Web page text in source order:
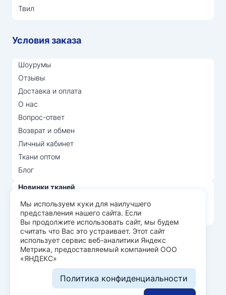
Твил
Условия заказа
Шоурумы
Отзывы
Доставка и оплата
О нас
Вопрос-ответ
Возврат и обмен
Личный кабинет
Ткани оптом
Блог
Новинки тканей
Распродажа тканей
Лидеры продаж
© Арт Текс — продажа тканей оптом, 2026
Пользовательское соглашение
Политика конфиденциальности
Разработка сайта —
Мы используем куки для наилучшего
представления нашего сайта. Если
Вы продолжите использовать сайт, мы будем
считать что Вас это устраивает. Этот сайт
использует сервис веб-аналитики Яндекс
Метрика, предоставляемый компанией ООО
«ЯНДЕКС»
Политика конфиденциальности